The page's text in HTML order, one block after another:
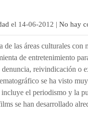
el 14-06-2012 | No hay
de las áreas culturales
de entretenimiento
reivindicación o
se ha visto
el periodismo y la
se han desarrollado